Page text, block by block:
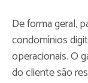
De forma geral,
condomínios
operacionais. O
do cliente são